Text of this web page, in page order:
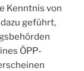
Kenntnis von
geführt,
ÖPP-